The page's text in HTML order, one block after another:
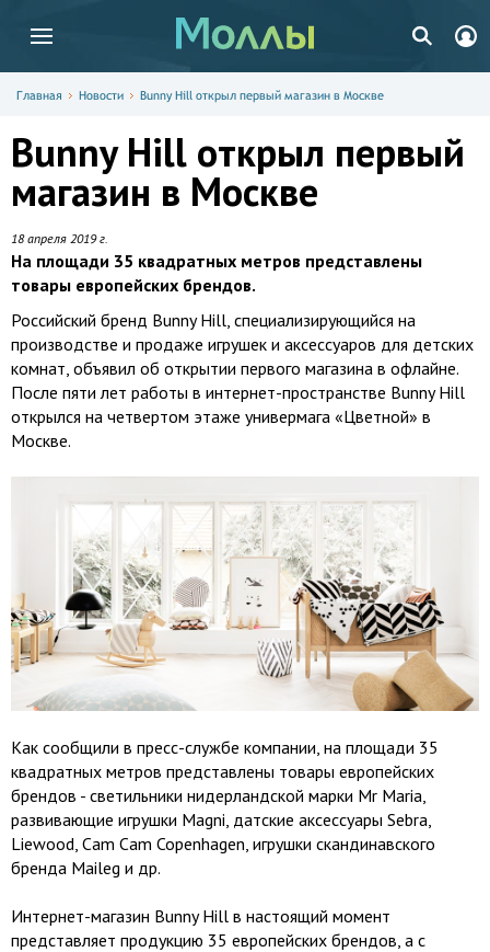
Главная Новости Bunny Hill открыл первый магазин в Москве
Bunny Hill открыл первый
магазин в Москве
18 апреля 2019 г.
На площади 35 квадратных метров представлены
товары европейских брендов.
Российский бренд Bunny Hill, специализирующийся на
производстве и продаже игрушек и аксессуаров для детских
комнат, объявил об открытии первого магазина в офлайне.
После пяти лет работы в интернет-пространстве Bunny Hill
открылся на четвертом этаже универмага «Цветной» в
Москве.
Как сообщили в пресс-службе компании, на площади 35
квадратных метров представлены товары европейских
брендов - светильники нидерландской марки Mr Maria,
развивающие игрушки Magni, датские аксессуары Sebra,
Liewood, Cam Cam Copenhagen, игрушки скандинавского
бренда Maileg и др.
Интернет-магазин Bunny Hill в настоящий момент
представляет продукцию 35 европейских брендов, а с